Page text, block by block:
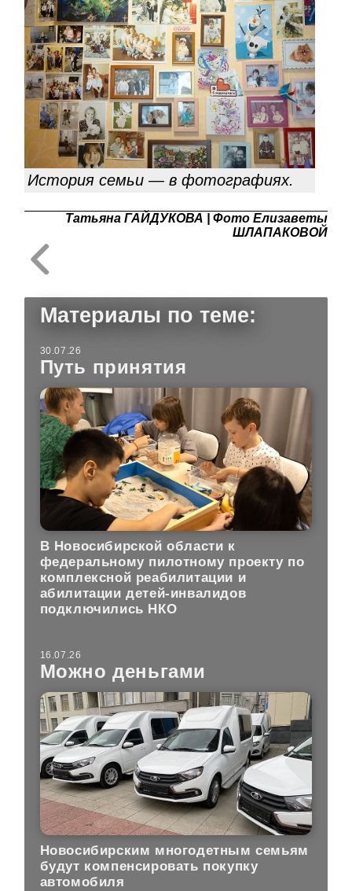
История семьи — в фотографиях.
Татьяна ГАЙДУКОВА | Фото Елизаветы
ШЛАПАКОВОЙ
Материалы по теме:
30.07.26
Путь принятия
В Новосибирской области к
федеральному пилотному проекту по
комплексной реабилитации и
абилитации детей-инвалидов
подключились НКО
16.07.26
Можно деньгами
Новосибирским многодетным семьям
будут компенсировать покупку
автомобиля